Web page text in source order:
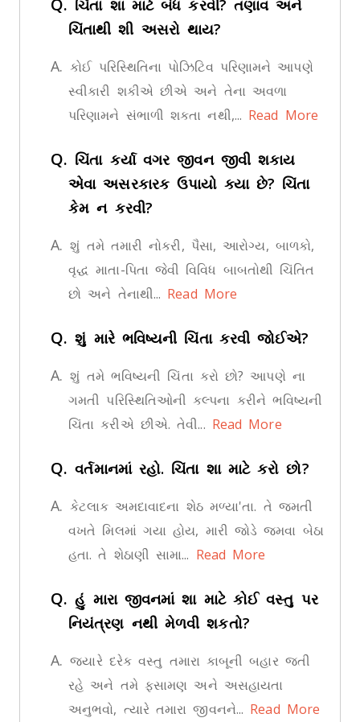
ચિંતા શા માટે બંધ કરવી? તણાવ અને
ચિંતાથી શી અસરો થાય?
A. કોઈ પરિસ્થિતિના પોઝિટિવ પરિણામને આપણે
સ્વીકારી શકીએ છીએ અને તેના અવળા
પરિણામને સંભાળી શકતા નથી,... Read More
Q. ચિંતા કર્યા વગર જીવન જીવી શકાય
એવા અસરકારક ઉપાયો ક્યા છે? ચિંતા
કેમ ન કરવી?
A.શું તમે તમારી નોકરી, પૈસા, આરોગ્ય, બાળકો,
વૃદ્ધ માતા-પિતા જેવી વિવિધ બાબતોથી ચિંતિત
છો અને તેનાથી... Read More
Q.શું મારે ભવિષ્યની ચિંતા કરવી જોઈએ?
A.શું તમે ભવિષ્યની ચિંતા કરો છો? આપણે ના
ગમતી પરિસ્થિતિઓની કલ્પના કરીને ભવિષ્યની
ચિંતા કરીએ છીએ. તેવી... Read More
Q.વર્તમાનમાં રહો. ચિંતા શા માટે કરો છો?
A. કેટલાક અમદાવાદના શેઠ મળ્યા'તા. તે જમતી
વખતે મિલમાં ગયા હોય, મારી જોડે જમવા બેઠા
હતા. તે શેઠાણી સામા... Read More
Q.હું મારા જીવનમાં શા માટે કોઈ વસ્તુ પર
નિયંત્રણ નથી મેળવી શકતો?
A.જ્યારે દરેક વસ્તુ તમારા કાબૂની બહાર જતી
રહે અને તમે ફસામણ અને અસહાયતા
અનુભવો, ત્યારે તમારા જીવનને... Read More